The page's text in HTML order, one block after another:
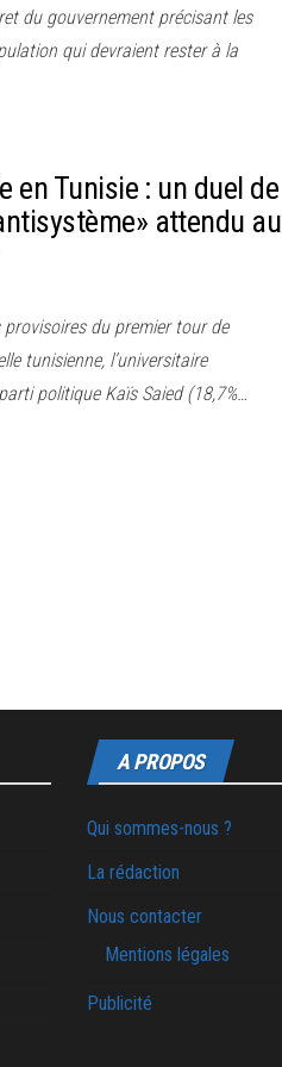
du gouvernement précisant les
qui devraient rester à la
en Tunisie : un duel de
attendu au
du premier tour de
tunisienne, l’universitaire
politique Kaïs Saied (18,7%…
A PROPOS
Qui sommes-nous ?
La rédaction
Nous contacter
Mentions légales
Publicité